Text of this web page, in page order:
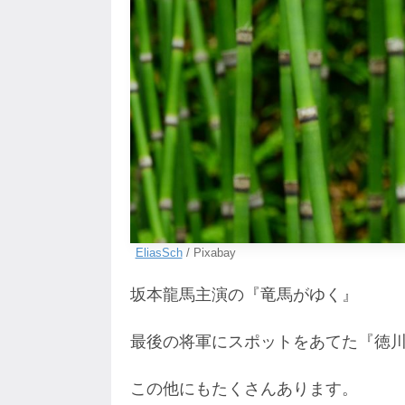
EliasSch/ Pixabay
坂本龍馬主演の『竜馬がゆく』
最後の将軍にスポットをあてた『
この他にもたくさんあります。